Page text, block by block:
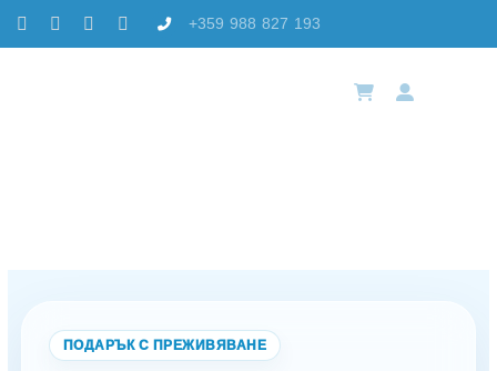
Skip
to
+359 988 827 193
ПОДАРЪК С ПРЕЖИВЯВАНЕ